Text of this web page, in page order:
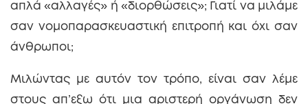
απλά «αλλαγές» ή «διορθώσεις»; Γιατί να μιλάμε
σαν νομοπαρασκευαστική επιτροπή και όχι σαν
άνθρωποι;
Μιλώντας με αυτόν τον τρόπο, είναι σαν λέμε
στους απ’εξω ότι μια αριστερή οργάνωση δεν